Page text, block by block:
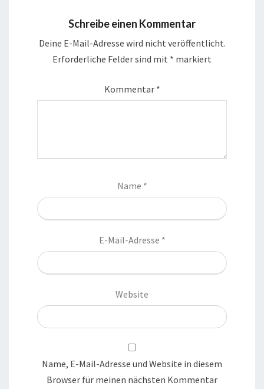
Schreibe einen Kommentar
Deine E-Mail-Adresse wird nicht veröffentlicht.
Erforderliche Felder sind mit * markiert
Kommentar *
Name *
E-Mail-Adresse *
Website
Name, E-Mail-Adresse und Website in diesem
Browser für meinen nächsten Kommentar